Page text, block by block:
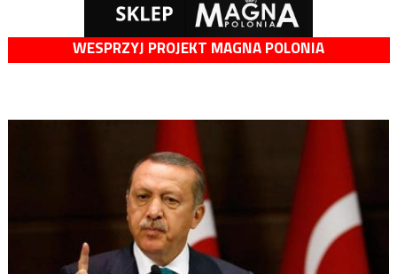
WESPRZYJ PROJEKT MAGNA POLONIA